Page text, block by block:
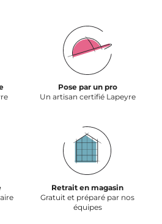
Pose par un pro
Un artisan certifié Lapeyre
Retrait en magasin
Gratuit et préparé par nos
équipes